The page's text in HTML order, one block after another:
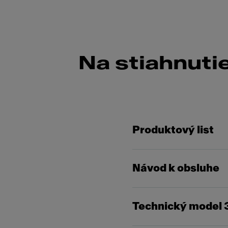
Na
Produktový list
Návod k obsluhe
Technický model